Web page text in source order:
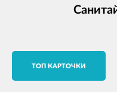
TОП КАРТОЧКИ